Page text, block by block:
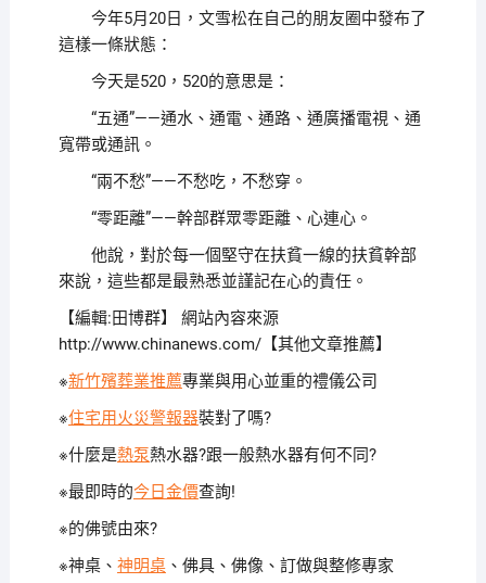
今年5月20日，文雪松在自己的朋友圈中發布了
這樣一條狀態：
今天是520，520的意思是：
“五通”——通水、通電、通路、通廣播電視、通
寬帶或通訊。
“兩不愁”——不愁吃，不愁穿。
“零距離”——幹部群眾零距離、心連心。
他說，對於每一個堅守在扶貧一線的扶貧幹部
來說，這些都是最熟悉並謹記在心的責任。
【編輯:田博群】 網站內容來源
http://www.chinanews.com/【其他文章推薦】
※新竹殯葬業推薦專業與用心並重的禮儀公司
※住宅用火災警報器裝對了嗎?
※什麼是熱泵熱水器?跟一般熱水器有何不同?
※最即時的今日金價查詢!
※的佛號由來?
※神桌、 神明桌、佛具、佛像、訂做與整修專家